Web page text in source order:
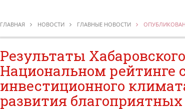
ГЛАВНАЯ НОВОСТИ ГЛАВНЫЕ НОВОСТИ
Результаты
Национальном рейтинге
инвестиционного
развития